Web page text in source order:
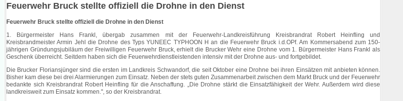
Feuerwehr Bruck stellte offiziell die Drohne in den Dienst
Feuerwehr Bruck stellte offiziell die Drohne in den Dienst
1. Bürgermeister Hans Frankl, übergab zusammen mit der Feuerwehr-Landkreisführung Kreisbrandrat Robert Heinfling und
Kreisbrandmeister Armin Jehl die Drohne des Typs YUNEEC TYPHOON H an die Feuerwehr Bruck i.d.OPf. Am Kommersabend zum 150-
jährigen Gründungsjubiläum der Freiwilligen Feuerwehr Bruck, erhielt die Brucker Wehr eine Drohne vom 1. Bürgermeister Hans Frankl als
Geschenk überreicht. Seitdem haben sich die Feuerwehrdienstleistenden intensiv mit der Drohne aus- und fortgebildet.
Die Brucker Floriansjünger sind die ersten im Landkreis Schwandorf, die seit Oktober eine Drohne bei ihren Einsätzen mit anbieten können.
Bisher kam diese bei drei Alarmierungen zum Einsatz. Neben der stets guten Zusammenarbeit zwischen dem Markt Bruck und der Feuerwehr
bedankte sich Kreisbrandrat Robert Heinfling für die Anschaffung. „Die Drohne stärkt die Einsatzfähigkeit der Wehr. Außerdem wird diese
landkreisweit zum Einsatz kommen.", so der Kreisbrandrat.